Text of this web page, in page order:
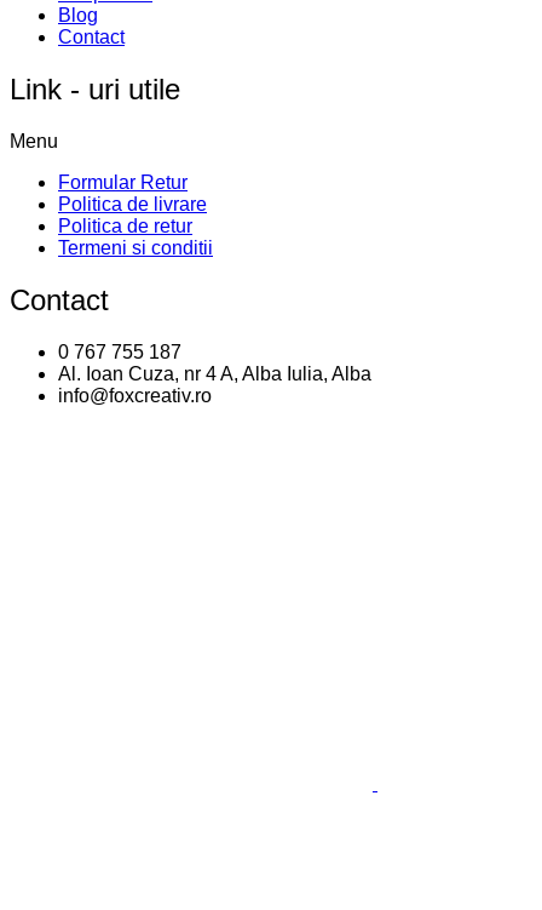
Blog
Contact
Link - uri utile
Menu
Formular Retur
Politica de livrare
Politica de retur
Termeni si conditii
Contact
0 767 755 187
Al. Ioan Cuza, nr 4 A, Alba Iulia, Alba
info@foxcreativ.ro